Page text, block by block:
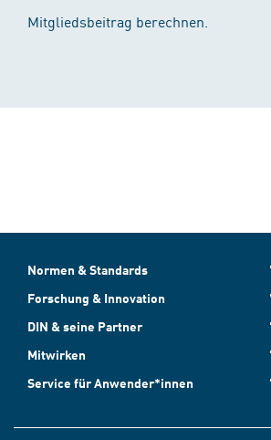
Mitgliedsbeitrag berechnen.
Normen & Standards
Forschung & Innovation
DIN & seine Partner
Mitwirken
Service für Anwender*innen